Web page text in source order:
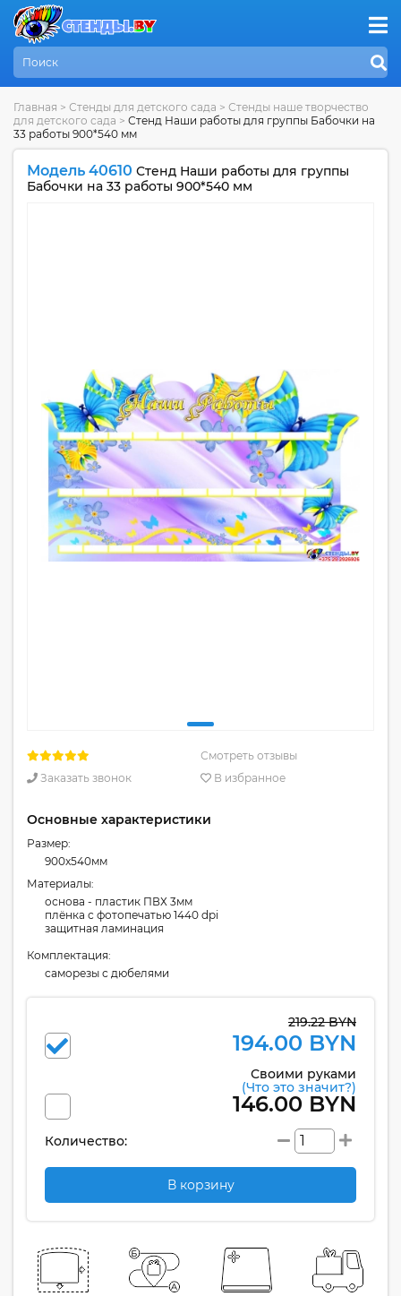
Главная > Стенды для детского сада > Стенды наше творчество
для детского сада > Стенд Наши работы для группы Бабочки на
33 работы 900*540 мм
Модель 40610 Стенд Наши работы для группы
Бабочки на 33 работы 900*540 мм
Смотреть отзывы
Заказать звонок
В избранное
Основные характеристики
Размер:
900x540мм
Материалы:
основа - пластик ПВХ 3мм
плёнка с фотопечатью 1440 dpi
защитная ламинация
Комплектация:
cаморезы с дюбелями
219.22 BYN
194.00 BYN
Своими руками
(Что это значит?)
146.00 BYN
Количество:
В корзину